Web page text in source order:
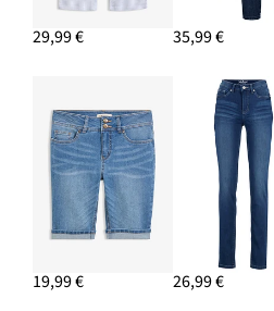
29,99 € 35,99 €
19,99 € 26,99 €